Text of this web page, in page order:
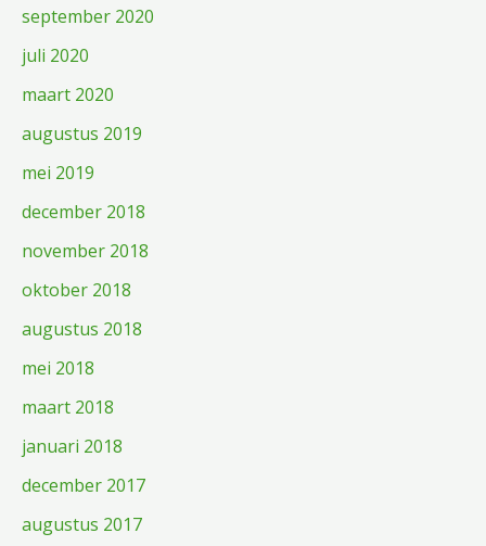
september 2020
juli 2020
maart 2020
augustus 2019
mei 2019
december 2018
november 2018
oktober 2018
augustus 2018
mei 2018
maart 2018
januari 2018
december 2017
augustus 2017